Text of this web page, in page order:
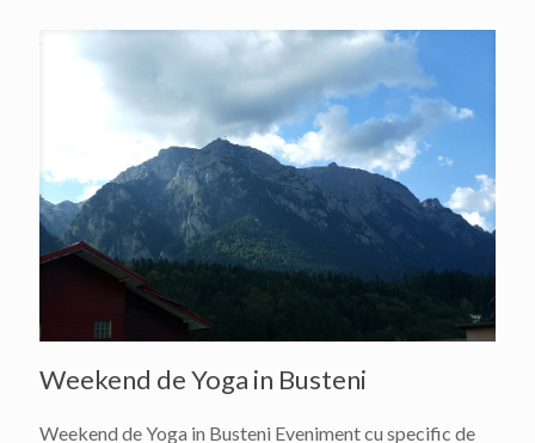
Weekend de Yoga in Busteni
Weekend de Yoga in Busteni Eveniment cu specific de